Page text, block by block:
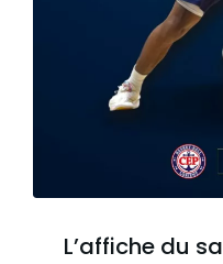
L’affiche du